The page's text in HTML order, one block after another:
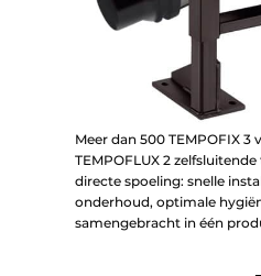
Meer dan 500 TEMPOFIX
TEMPOFLUX 2
directe spoeling: snelle
onderhoud, optimale
samengebracht in één